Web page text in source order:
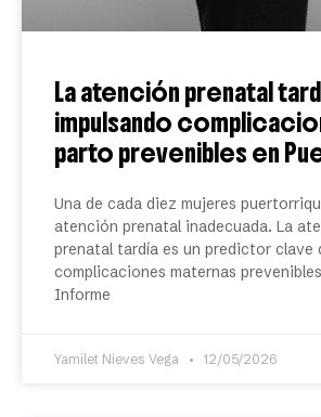
La atención prenatal
impulsando
parto prevenibles en
Una de cada diez mujeres
atención prenatal inadecuada. La
prenatal tardía es un predictor clave
complicaciones maternas
Informe
Yamilet Nieves Vega 12/05/2026